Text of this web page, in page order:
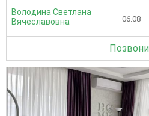
Володина Светлана
Вячеславовна
06.08